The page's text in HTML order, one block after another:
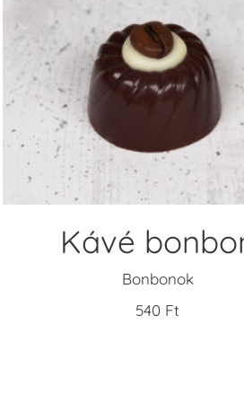
KOSÁRBA TESZEM
Kávé
Bonbonok
540 Ft